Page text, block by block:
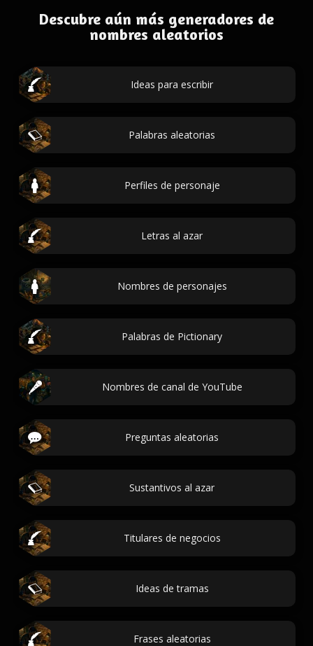
Descubre aún más generadores de
nombres aleatorios
Ideas para escribir
Palabras aleatorias
Perfiles de personaje
Letras al azar
Nombres de personajes
Palabras de Pictionary
Nombres de canal de YouTube
Preguntas aleatorias
Sustantivos al azar
Titulares de negocios
Ideas de tramas
Frases aleatorias